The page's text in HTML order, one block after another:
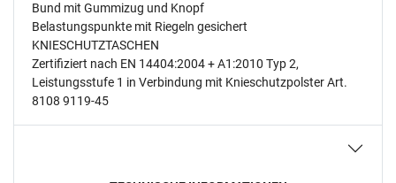
Bund mit Gummizug und Knopf
Belastungspunkte mit Riegeln gesichert
KNIESCHUTZTASCHEN
Zertifiziert nach EN 14404:2004 + A1:2010 Typ 2,
Leistungsstufe 1 in Verbindung mit Knieschutzpolster Art.
8108 9119-45